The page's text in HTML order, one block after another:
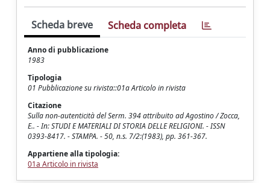
Scheda breve Scheda completa
Anno di pubblicazione
1983
Tipologia
01 Pubblicazione su rivista::01a Articolo in rivista
Citazione
Sulla non-autenticità del Serm. 394 attribuito ad Agostino / Zocca,
E.. - In: STUDI E MATERIALI DI STORIA DELLE RELIGIONI. - ISSN
0393-8417. - STAMPA. - 50, n.s. 7/2:(1983), pp. 361-367.
Appartiene alla tipologia:
01a Articolo in rivista